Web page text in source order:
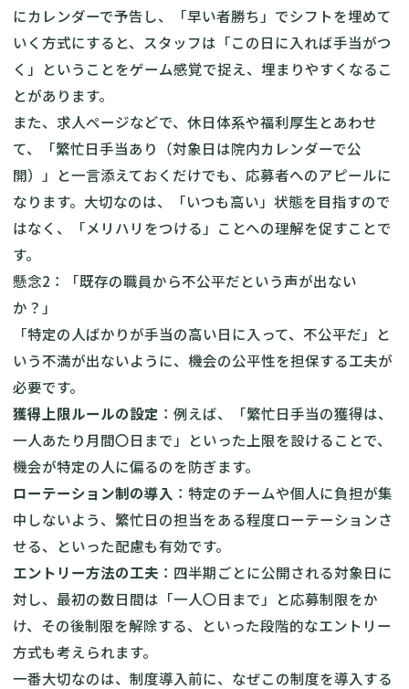
にカレンダーで予告し、「早い者勝ち」でシフトを埋めて
いく方式にすると、スタッフは「この日に入れば手当がつ
く」ということをゲーム感覚で捉え、埋まりやすくなるこ
とがあります。
また、求人ページなどで、休日体系や福利厚生とあわせ
て、「繁忙日手当あり（対象日は院内カレンダーで公
開）」と一言添えておくだけでも、応募者へのアピールに
なります。大切なのは、「いつも高い」状態を目指すので
はなく、「メリハリをつける」ことへの理解を促すことで
す。
懸念2：「既存の職員から不公平だという声が出ない
か？」
「特定の人ばかりが手当の高い日に入って、不公平だ」と
いう不満が出ないように、機会の公平性を担保する工夫が
必要です。
獲得上限ルールの設定 ：例えば、「繁忙日手当の獲得は、
一人あたり月間〇日まで」といった上限を設けることで、
機会が特定の人に偏るのを防ぎます。
ローテーション制の導入 ：特定のチームや個人に負担が集
中しないよう、繁忙日の担当をある程度ローテーションさ
せる、といった配慮も有効です。
エントリー方法の工夫 ：四半期ごとに公開される対象日に
対し、最初の数日間は「一人〇日まで」と応募制限をか
け、その後制限を解除する、といった段階的なエントリー
方式も考えられます。
一番大切なのは、制度導入前に、なぜこの制度を導入する